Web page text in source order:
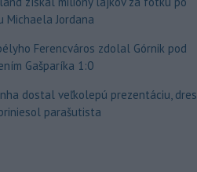
Michaela Jordana
Ferencváros zdolal Górnik pod
Gašparíka 1:0
dostal veľkolepú prezentáciu, dres
parašutista